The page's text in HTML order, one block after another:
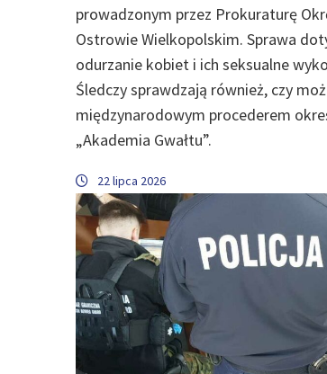
prowadzonym przez Prokuraturę
Ostrowie Wielkopolskim. Sprawa
odurzanie kobiet i ich seksualne
Śledczy sprawdzają również, czy
międzynarodowym procederem
„Akademia Gwałtu”.
22 lipca 2026